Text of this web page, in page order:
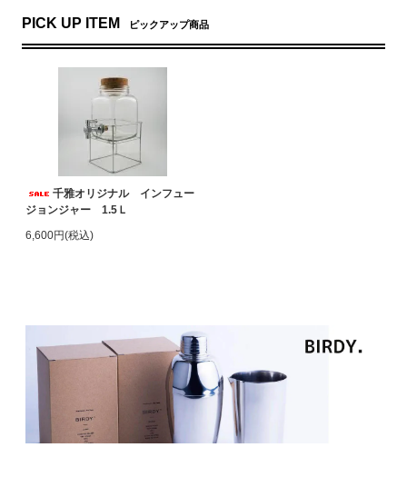
PICK UP ITEM ピックアップ商品
千雅オリジナル インフュー
ジョンジャー 1.5Ｌ
6,600円(税込)